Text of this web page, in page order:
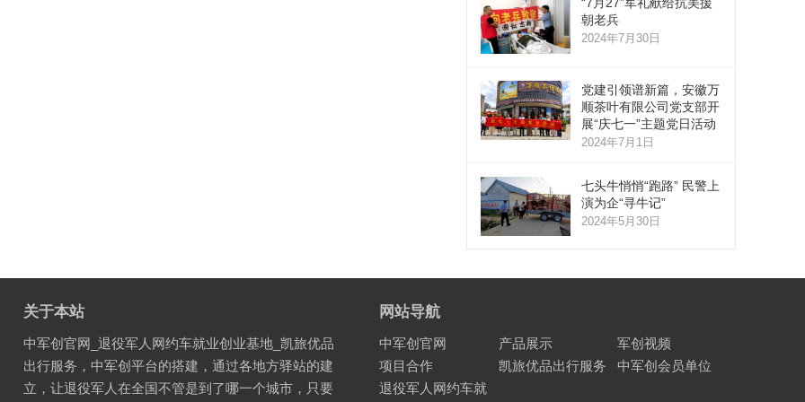
朝老兵
2024年7月30日
党建引领谱新篇，安徽万
顺茶叶有限公司党支部开
展“庆七一”主题党日活动
2024年7月1日
七头牛悄悄“跑路” 民警上
演为企“寻牛记”
2024年5月30日
关于本站
中军创官网_退役军人网约车就业创业基地_凯旅优品
出行服务，中军创平台的搭建，通过各地方驿站的建
立，让退役军人在全国不管是到了哪一个城市，只要
网站导航
中军创官网 产品展示
军创视频
项目合作
凯旅优品出行服务
中军创会员单位
退役军人网约车就